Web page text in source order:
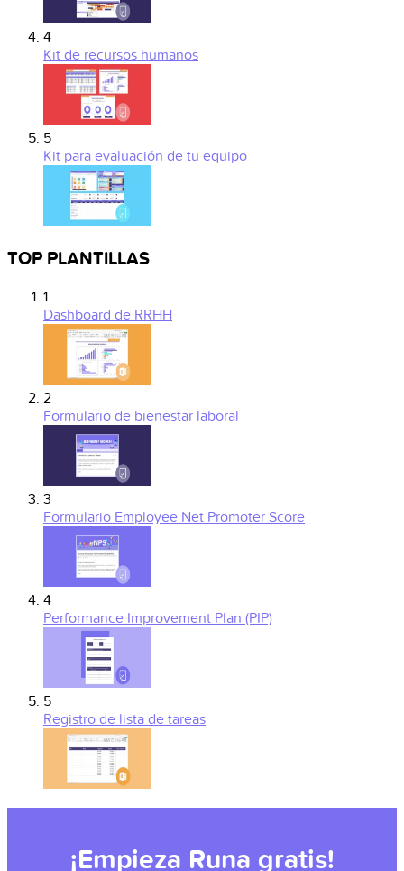
4
Kit de recursos humanos
5
Kit para evaluación de tu equipo
TOP PLANTILLAS
1
Dashboard de RRHH
2
Formulario de bienestar laboral
3
Formulario Employee Net Promoter Score
4
Performance Improvement Plan (PIP)
5
Registro de lista de tareas
¡Empieza Runa gratis!